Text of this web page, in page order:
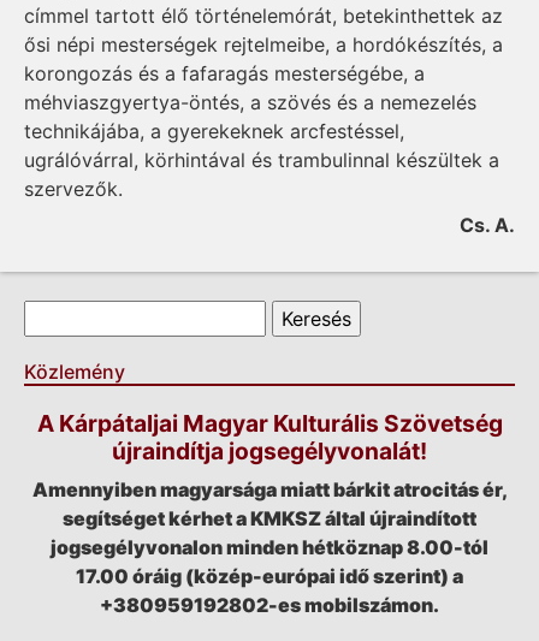
címmel tartott élő történelemórát, betekinthettek az
ősi népi mesterségek rejtelmeibe, a hordókészítés, a
korongozás és a fafaragás mesterségébe, a
méhviaszgyertya-öntés, a szövés és a nemezelés
technikájába, a gyerekeknek arcfestéssel,
ugrálóvárral, körhintával és trambulinnal készültek a
szervezők.
Cs. A.
Keresés űrlap
Közlemény
A Kárpátaljai Magyar Kulturális Szövetség
újraindítja jogsegélyvonalát!
Amennyiben magyarsága miatt bárkit atrocitás ér,
segítséget kérhet a KMKSZ által újraindított
jogsegélyvonalon minden hétköznap 8.00-tól
17.00 óráig (közép-európai idő szerint) a
+380959192802-es mobilszámon.